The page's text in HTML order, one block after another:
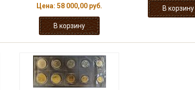
Цена: 58 000,00 руб.